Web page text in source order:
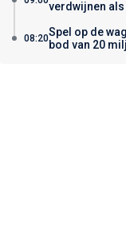
verdwijnen
08:20Spel op de
bod van 20